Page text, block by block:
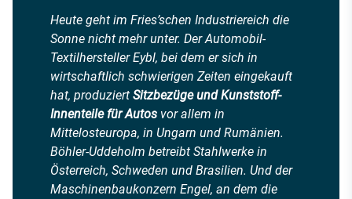
Heute geht im Fries’schen Industriereich die
Sonne nicht mehr unter. Der Automobil-
Textilhersteller Eybl, bei dem er sich in
wirtschaftlich schwierigen Zeiten eingekauft
hat, produziert Sitzbezüge und Kunststoff-
Innenteile für Autos vor allem in
Mittelosteuropa, in Ungarn und Rumänien.
Böhler-Uddeholm betreibt Stahlwerke in
Österreich, Schweden und Brasilien. Und der
Maschinenbaukonzern Engel, an dem die